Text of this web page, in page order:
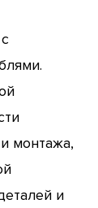
монтажа,
и